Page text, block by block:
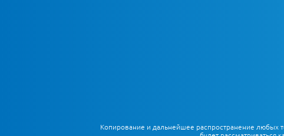
Копирование и дальнейшее распространение любых